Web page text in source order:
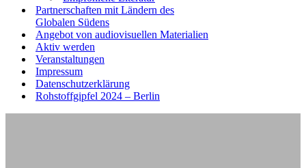
Partnerschaften mit Ländern des
Globalen Südens
Angebot von audiovisuellen Materialien
Aktiv werden
Veranstaltungen
Impressum
Datenschutzerklärung
Rohstoffgipfel 2024 – Berlin